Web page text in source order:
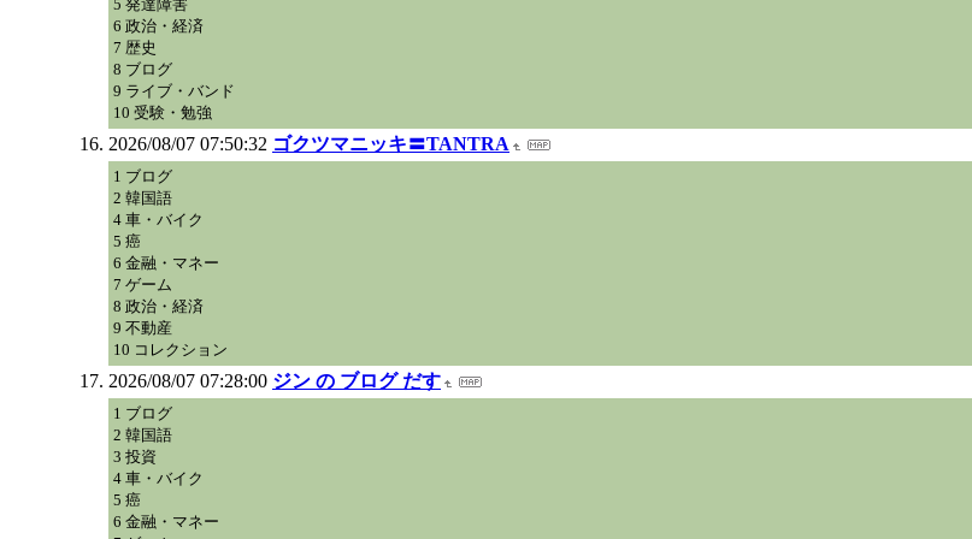
5 発達障害
6 政治・経済
7 歴史
8 ブログ
9 ライブ・バンド
10 受験・勉強
2026/08/07 07:50:32 ゴクツマニッキ〓TANTRA
1 ブログ
2 韓国語
4 車・バイク
5 癌
6 金融・マネー
7 ゲーム
8 政治・経済
9 不動産
10 コレクション
2026/08/07 07:28:00 ジン の ブログ だす
1 ブログ
2 韓国語
3 投資
4 車・バイク
5 癌
6 金融・マネー